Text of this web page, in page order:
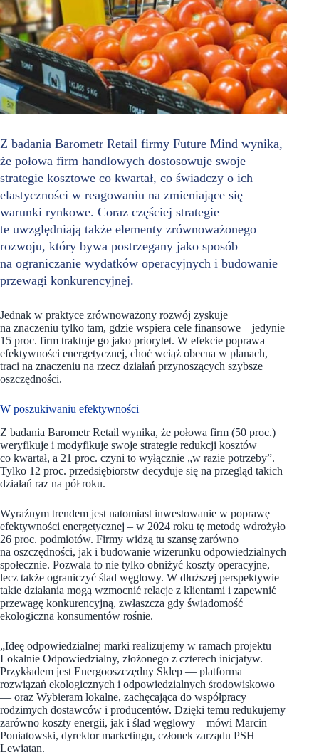
Z badania Barometr Retail firmy Future Mind wynika,
że połowa firm handlowych dostosowuje swoje
strategie kosztowe co kwartał, co świadczy o ich
elastyczności w reagowaniu na zmieniające się
warunki rynkowe. Coraz częściej strategie
te uwzględniają także elementy zrównoważonego
rozwoju, który bywa postrzegany jako sposób
na ograniczanie wydatków operacyjnych i budowanie
przewagi konkurencyjnej.
Jednak w praktyce zrównoważony rozwój zyskuje
na znaczeniu tylko tam, gdzie wspiera cele finansowe – jedynie
15 proc. firm traktuje go jako priorytet. W efekcie poprawa
efektywności energetycznej, choć wciąż obecna w planach,
traci na znaczeniu na rzecz działań przynoszących szybsze
oszczędności.
W poszukiwaniu efektywności
Z badania Barometr Retail wynika, że połowa firm (50 proc.)
weryfikuje i modyfikuje swoje strategie redukcji kosztów
co kwartał, a 21 proc. czyni to wyłącznie „w razie potrzeby”.
Tylko 12 proc. przedsiębiorstw decyduje się na przegląd takich
działań raz na pół roku.
Wyraźnym trendem jest natomiast inwestowanie w poprawę
efektywności energetycznej – w 2024 roku tę metodę wdrożyło
26 proc. podmiotów. Firmy widzą tu szansę zarówno
na oszczędności, jak i budowanie wizerunku odpowiedzialnych
społecznie. Pozwala to nie tylko obniżyć koszty operacyjne,
lecz także ograniczyć ślad węglowy. W dłuższej perspektywie
takie działania mogą wzmocnić relacje z klientami i zapewnić
przewagę konkurencyjną, zwłaszcza gdy świadomość
ekologiczna konsumentów rośnie.
„Ideę odpowiedzialnej marki realizujemy w ramach projektu
Lokalnie Odpowiedzialny, złożonego z czterech inicjatyw.
Przykładem jest Energooszczędny Sklep — platforma
rozwiązań ekologicznych i odpowiedzialnych środowiskowo
— oraz Wybieram lokalne, zachęcająca do współpracy
rodzimych dostawców i producentów. Dzięki temu redukujemy
zarówno koszty energii, jak i ślad węglowy – mówi Marcin
Poniatowski, dyrektor marketingu, członek zarządu PSH
Lewiatan.